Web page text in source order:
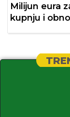
Milijun eura
kupnju i